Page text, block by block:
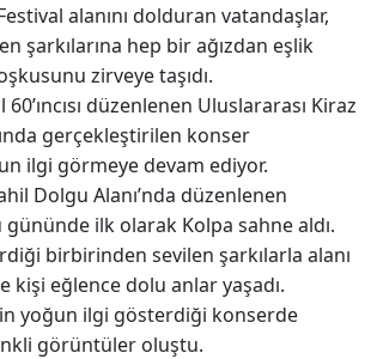
alanını dolduran vatandaşlar,
şarkılarına hep bir ağızdan eşlik
zirveye taşıdı.
60’ıncısı düzenlenen Uluslararası Kiraz
gerçekleştirilen konser
ilgi görmeye devam ediyor.
Dolgu Alanı’nda düzenlenen
ilk olarak Kolpa sahne aldı.
birbirinden sevilen şarkılarla alanı
kişi eğlence dolu anlar yaşadı.
yoğun ilgi gösterdiği konserde
görüntüler oluştu.